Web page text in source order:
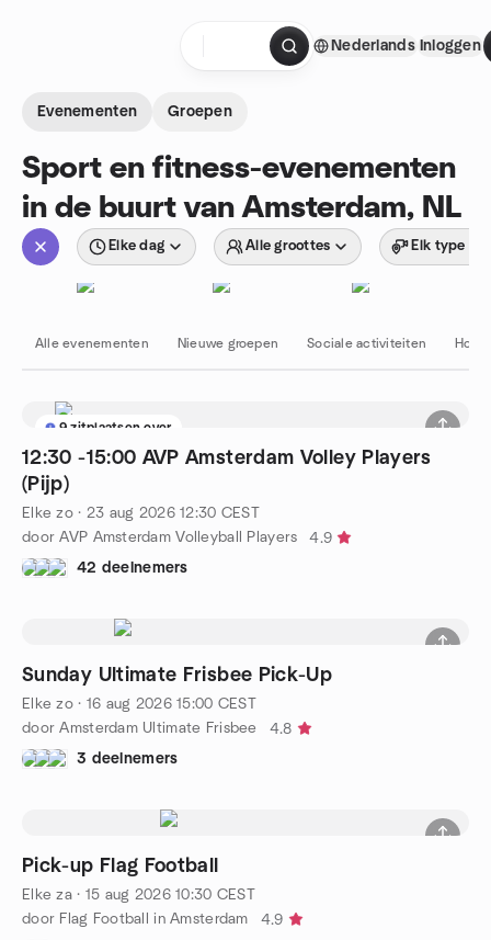
Nederlands Inloggen
Evenementen Groepen
Sport en fitness-evenementen
in de buurt van Amsterdam, NL
Elke dag Alle groottes Elk type
Alle evenementen Nieuwe groepen Sociale activiteiten
9 zitplaatsen over
12:30 -15:00 AVP Amsterdam Volley Players
(Pijp)
Elke zo· 23 aug 2026 12:30 CEST
door AVP Amsterdam Volleyball Players
4.9
42 deelnemers
Sunday Ultimate Frisbee Pick-Up
Elke zo· 16 aug 2026 15:00 CEST
door Amsterdam Ultimate Frisbee
4.8
3 deelnemers
Pick-up Flag Football
Elke za· 15 aug 2026 10:30 CEST
door Flag Football in Amsterdam
4.9